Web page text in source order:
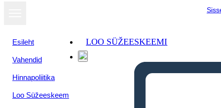
Esileht
Vahendid
Hinnapoliitika
Loo Süžeeskeem
LOO SÜŽEESKEEMI